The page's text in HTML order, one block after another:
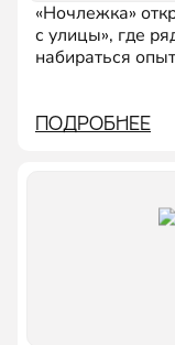
«Ночлежка»
с улицы», где
набираться
ПОДРОБНЕЕ